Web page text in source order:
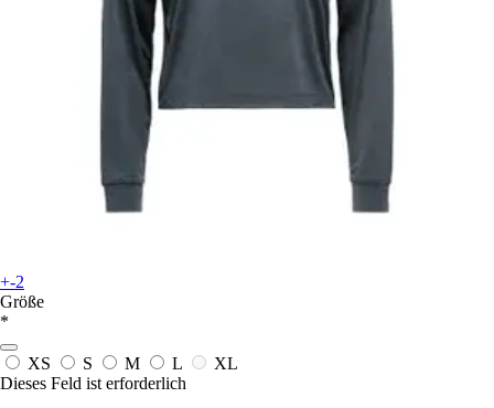
+-2
Größe
*
XS S M L
XL
Dieses Feld ist erforderlich